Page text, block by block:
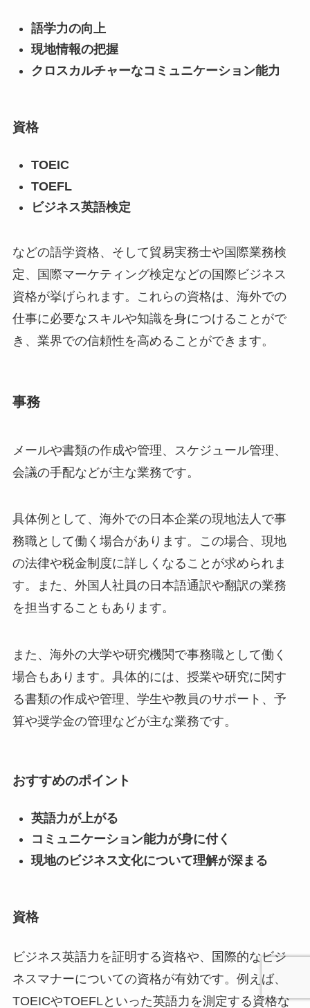
語学力の向上
現地情報の把握
クロスカルチャーなコミュニケーション能力
資格
TOEIC
TOEFL
ビジネス英語検定
などの語学資格、そして貿易実務士や国際業務検
定、国際マーケティング検定などの国際ビジネス
資格が挙げられます。これらの資格は、海外での
仕事に必要なスキルや知識を身につけることがで
き、業界での信頼性を高めることができます。
事務
メールや書類の作成や管理、スケジュール管理、
会議の手配などが主な業務です。
具体例として、海外での日本企業の現地法人で事
務職として働く場合があります。この場合、現地
の法律や税金制度に詳しくなることが求められま
す。また、外国人社員の日本語通訳や翻訳の業務
を担当することもあります。
また、海外の大学や研究機関で事務職として働く
場合もあります。具体的には、授業や研究に関す
る書類の作成や管理、学生や教員のサポート、予
算や奨学金の管理などが主な業務です。
おすすめのポイント
英語力が上がる
コミュニケーション能力が身に付く
現地のビジネス文化について理解が深まる
資格
ビジネス英語力を証明する資格や、国際的なビジ
ネスマナーについての資格が有効です。例えば、
TOEICやTOEFLといった英語力を測定する資格な